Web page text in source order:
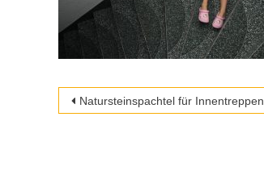
Beitragsnavigation
Natursteinspachtel für Innentreppen